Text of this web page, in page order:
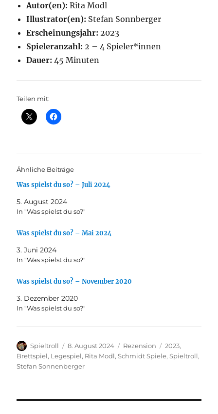
Autor(en): Rita Modl
Illustrator(en): Stefan Sonnberger
Erscheinungsjahr: 2023
Spieleranzahl: 2 – 4 Spieler*innen
Dauer: 45 Minuten
Teilen mit:
Ähnliche Beiträge
Was spielst du so? – Juli 2024
5. August 2024
In "Was spielst du so?"
Was spielst du so? – Mai 2024
3. Juni 2024
In "Was spielst du so?"
Was spielst du so? – November 2020
3. Dezember 2020
In "Was spielst du so?"
Autor
Spieltroll
Veröffentlicht
am
8. August 2024 Kategorien
Rezension Schlagwörter
2023,
Brettspiel, Legespiel, Rita Modl,Schmidt Spiele,Spieltroll,
Stefan Sonnenberger